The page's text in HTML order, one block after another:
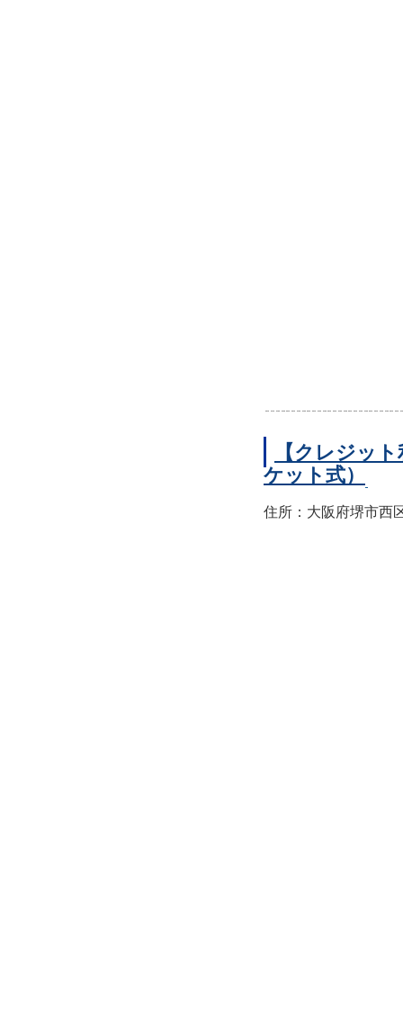
【クレジッ
ケット式）
住所：大阪府堺市西